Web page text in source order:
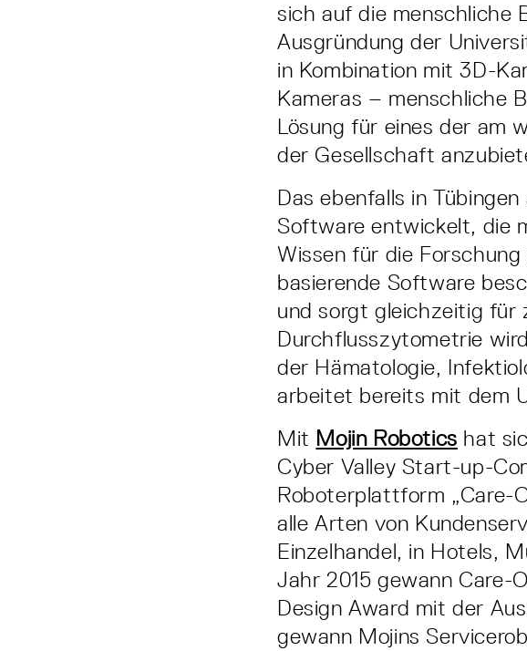
sich auf die menschliche
Ausgründung der
in Kombination mit 3D-
Kameras – menschliche
Lösung für eines der am
der Gesellschaft
Das ebenfalls in
Software entwickelt, die
Wissen für die
basierende Software
und sorgt gleichzeitig für
Durchflusszytometrie
der Hämatologie,
arbeitet bereits mit dem
Mit Mojin Robotics hat
Cyber Valley Start-up-
Roboterplattform „Care-
alle Arten von
Einzelhandel, in Hotels,
Jahr 2015 gewann
Design Award mit der
gewann Mojins